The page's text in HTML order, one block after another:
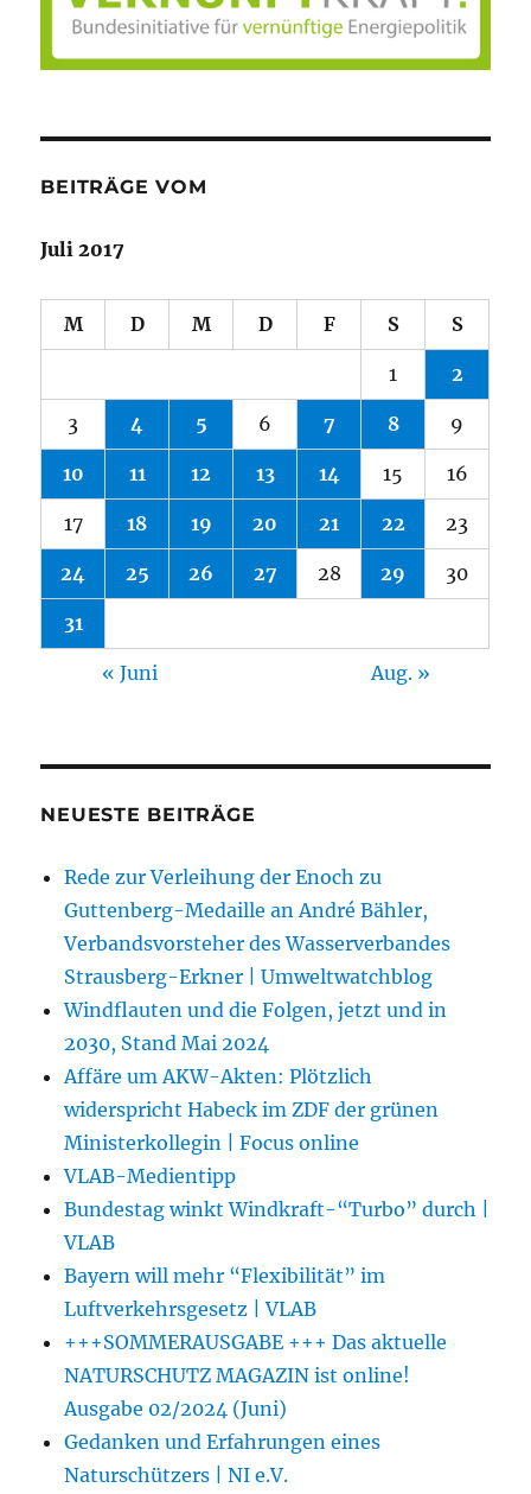
BEITRÄGE VOM
Juli 2017
M D M D F S S
1 2
3 4 5 6 7 8 9
10 11 12 13 14 15 16
17 18 19 20 21 22 23
24 25 26 27 28 29 30
31
« Juni Aug. »
NEUESTE BEITRÄGE
Rede zur Verleihung der Enoch zu
Guttenberg-Medaille an André Bähler,
Verbandsvorsteher des Wasserverbandes
Strausberg-Erkner | Umweltwatchblog
Windflauten und die Folgen, jetzt und in
2030, Stand Mai 2024
Affäre um AKW-Akten: Plötzlich
widerspricht Habeck im ZDF der grünen
Ministerkollegin | Focus online
VLAB-Medientipp
Bundestag winkt Windkraft-“Turbo” durch |
VLAB
Bayern will mehr “Flexibilität” im
Luftverkehrsgesetz | VLAB
+++SOMMERAUSGABE +++ Das aktuelle
NATURSCHUTZ MAGAZIN ist online!
Ausgabe 02/2024 (Juni)
Gedanken und Erfahrungen eines
Naturschützers | NI e.V.